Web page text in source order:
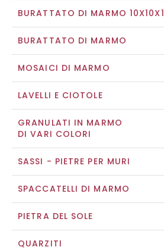
BURATTATO DI MARMO 10X10X1
BURATTATO DI MARMO
MOSAICI DI MARMO
LAVELLI E CIOTOLE
GRANULATI IN MARMO
DI VARI COLORI
SASSI - PIETRE PER MURI
SPACCATELLI DI MARMO
PIETRA DEL SOLE
QUARZITI